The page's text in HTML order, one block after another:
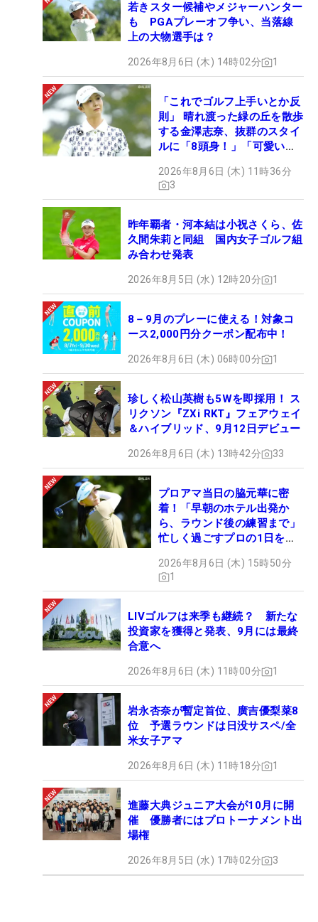
若きスター候補やメジャーハンター
も PGAプレーオフ争い、当落線
上の大物選手は？
2026年8月6日 (木) 14時02分 1
「これでゴルフ上手いとか反
則」 晴れ渡った緑の丘を散歩
する金澤志奈、抜群のスタイ
ルに「8頭身！」「可愛いに
2026年8月6日 (木) 11時36分
3
昨年覇者・河本結は小祝さくら、佐
久間朱莉と同組 国内女子ゴルフ組
み合わせ発表
2026年8月5日 (水) 12時20分 1
8－9月のプレーに使える！対象コ
ース2,000円分クーポン配布中！
2026年8月6日 (木) 06時00分 1
珍しく松山英樹も5Wを即採用！ ス
リクソン『ZXi RKT』フェアウェイ
＆ハイブリッド、9月12日デビュー
2026年8月6日 (木) 13時42分 33
プロアマ当日の脇元華に密
着！「早朝のホテル出発か
ら、ラウンド後の練習まで」
忙しく過ごすプロの1日を公
2026年8月6日 (木) 15時50分
1
LIVゴルフは来季も継続？ 新たな
投資家を獲得と発表、9月には最終
合意へ
2026年8月6日 (木) 11時00分 1
岩永杏奈が暫定首位、廣吉優梨菜8
位 予選ラウンドは日没サスペ/全
米女子アマ
2026年8月6日 (木) 11時18分 1
進藤大典ジュニア大会が10月に開
催 優勝者にはプロトーナメント出
場権
2026年8月5日 (水) 17時02分 3